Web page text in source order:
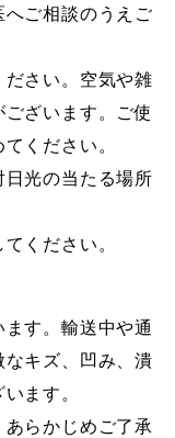
ご相談のうえご
ださい。空気や雑
ざいます。ご使
ください。
日光の当たる場所
ください。
す。輸送中や通
キズ、凹み、潰
ます。
らかじめご了承